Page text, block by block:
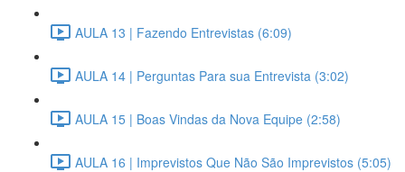
AULA 13 | Fazendo Entrevistas (6:09)
AULA 14 | Perguntas Para sua Entrevista (3:02)
AULA 15 | Boas Vindas da Nova Equipe (2:58)
AULA 16 | Imprevistos Que Não São Imprevistos (5:05)